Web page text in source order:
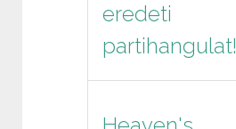
eredeti
partihangulat!